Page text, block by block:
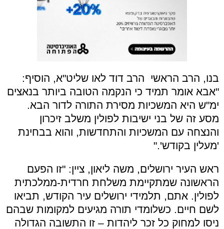
בנו, הרב הראשי הרב דוד לאו שליט"א, הוסיף:
"אבא אומר תמיד כי הנקמה הטובה ביותר בנאצים
ימ"ש היא המשכיות מסירת התורה לדור הבא.
מסע זה של בני ישיבות לפולין משלב זיכרון
והנצחה עם המשכיות והתחדשות, והוא בבחינת
'מעלין בקודש'."
ראש העיר ירושלים, משה ליאון, ציין: "זו הפעם
הראשונה שמתקיימת משלחת חרדית-ממלכתית
לפולין. אתם, תלמידי ירושלים עיר הקודש, תביאו
לשם חיים. כשלומדי תורה מגיעים למקומות שבהם
ניסו למחוק כל זכר ליהדות – זו התשובה הגדולה